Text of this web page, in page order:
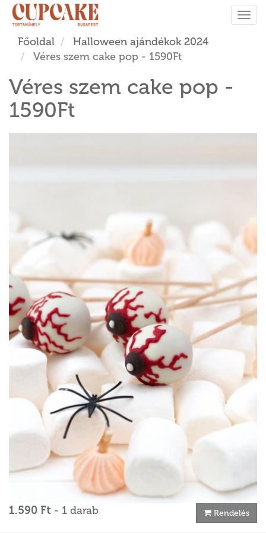
Főoldal
Halloween ajándékok 2024
Véres szem cake pop - 1590Ft
Véres szem cake pop -
1590Ft
1.590 Ft - 1 darab Rendelés